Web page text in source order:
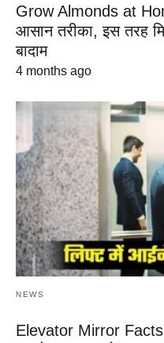
Grow Almonds at
आसान तरीका, इस तरह
बादाम
4 months ago
NEWS
Elevator Mirror Facts: